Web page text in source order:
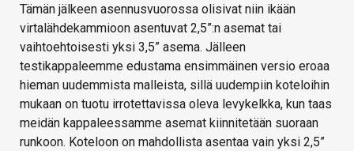
Tämän jälkeen asennusvuorossa olisivat niin ikään
virtalähdekammioon asentuvat 2,5”:n asemat tai
vaihtoehtoisesti yksi 3,5” asema. Jälleen
testikappaleemme edustama ensimmäinen versio eroaa
hieman uudemmista malleista, sillä uudempiin koteloihin
mukaan on tuotu irrotettavissa oleva levykelkka, kun taas
meidän kappaleessamme asemat kiinnitetään suoraan
runkoon. Koteloon on mahdollista asentaa vain yksi 2,5”